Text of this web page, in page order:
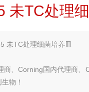
未TC处理
未TC处理细菌培养皿
商、Corning国内代理商
物！